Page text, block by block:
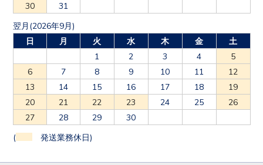
30
31
翌月(2026年9月)
日
月 火 水 木 金
土
1
2 3 4
5
6
7 8 9 10 11
12
13
14 15 16 17 18
19
20
21 22 23 24 25
26
27
28 29 30
( 発送業務休日)